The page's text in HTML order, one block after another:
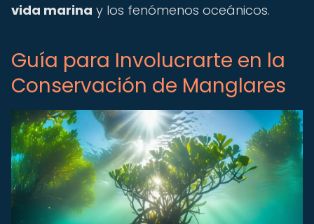
vida marina y los fenómenos oceánicos.
Guía para Involucrarte en la
Conservación de Manglares